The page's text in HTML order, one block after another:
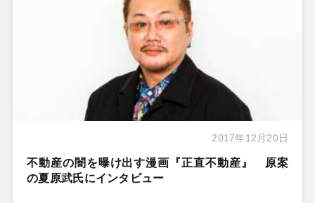
2017年12月20日
不動産の闇を曝け出す漫画『正直不動産』 原案
の夏原武氏にインタビュー